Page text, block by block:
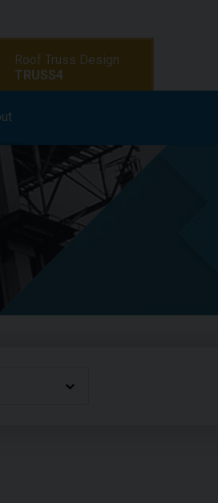
Shop
Roof Truss Design
TRUSS4